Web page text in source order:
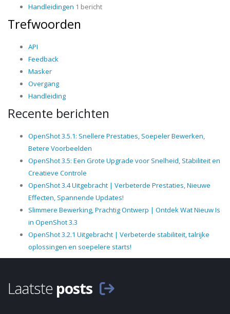
Handleidingen 1 bericht
Trefwoorden
API
Feedback
Masker
Overgang
Handleiding
Recente berichten
OpenShot 3.5.1: Snellere Prestaties, Soepeler Bewerken,
Betere Voorbeelden
OpenShot 3.5: Een Grote Upgrade voor Snelheid, Stabiliteit en
Creatieve Controle
OpenShot 3.4 Uitgebracht | Verbeterde Prestaties, Nieuwe
Effecten, Spannende Updates!
Slimmere Bewerking, Prachtig Ontwerp | Ontdek Wat Nieuw Is
in OpenShot 3.3
OpenShot 3.2.1 Uitgebracht | Verbeterde stabiliteit, talrijke
oplossingen en soepelere starts!
Laatste posts